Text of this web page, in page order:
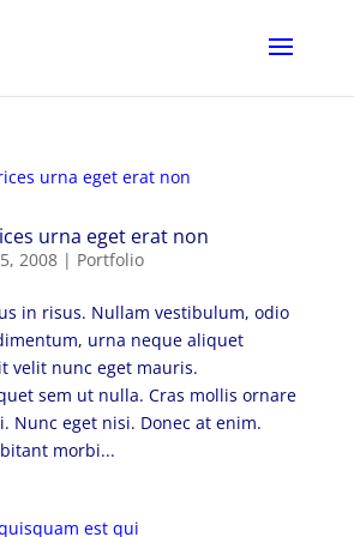
urna eget erat non
2008| Portfolio
in risus. Nullam vestibulum, odio
urna neque aliquet
velit nunc eget mauris.
sem ut nulla. Cras mollis ornare
Nunc eget nisi. Donec at enim.
morbi...